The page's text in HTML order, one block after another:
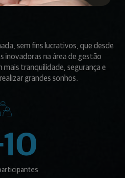
sem fins lucrativos, que desde
inovadoras na área de gestão
tranquilidade, segurança e
grandes sonhos.